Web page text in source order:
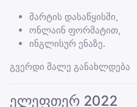
მარტის დასაწყისში,
ონლაინ ფორმატით,
ინგლისურ ენაზე.
გვერდი მალე განახლდება
ელეფთერ 2022